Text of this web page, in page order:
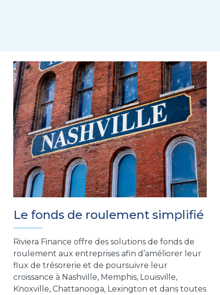
Le fonds de roulement simplifié
Riviera Finance offre des solutions de fonds de
roulement aux entreprises afin d’améliorer leur
flux de trésorerie et de poursuivre leur
croissance à Nashville, Memphis, Louisville,
Knoxville, Chattanooga, Lexington et dans toutes